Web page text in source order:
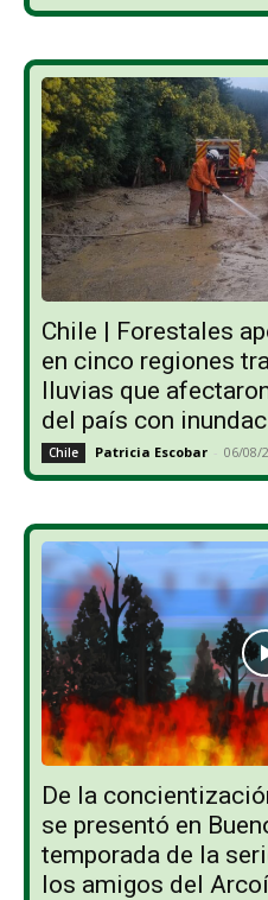
Chile | Forestales
en cinco regiones
lluvias que
del país con
Chile Patricia Escobar - 06/08/
De la
se presentó en
temporada de la
los amigos del